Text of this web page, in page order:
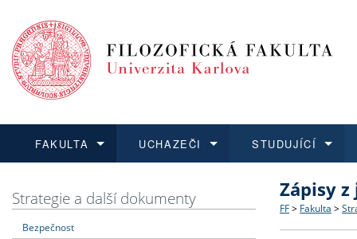
FAKULTA
Dozvědět se více
Struktura
Strategie
UCHAZEČI
Podat přihlášku
Co
Učitelské
STUDUJÍCÍ
Dozvědět se více
Dozvědět se více
O vědě a
Dozvědět se více
Aktuální
Strategie a další dokumenty
Bezpečnost
Zápisy
FF > Fakulta >